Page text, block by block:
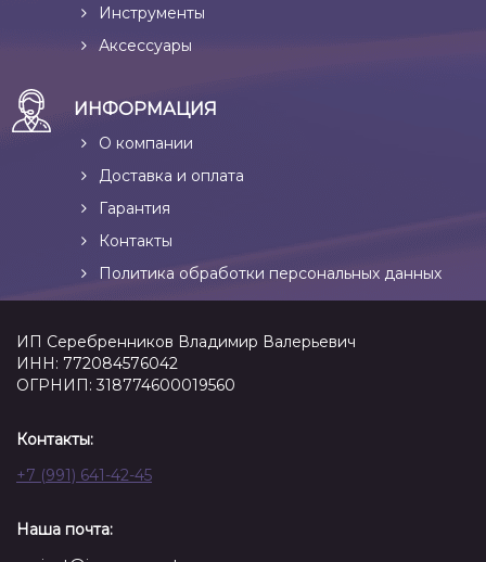
Инструменты
Аксессуары
ИНФОРМАЦИЯ
О компании
Доставка и оплата
Гарантия
Контакты
Политика обработки персональных данных
ИП Серебренников Владимир Валерьевич
ИНН: 772084576042
ОГРНИП: 318774600019560
Контакты:
+7 (991) 641-42-45
Наша почта: